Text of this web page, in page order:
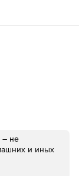
– не
и иных